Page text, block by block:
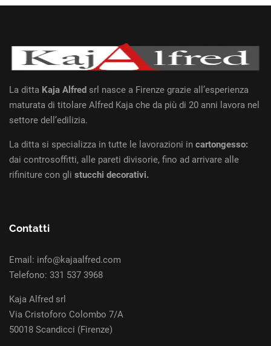
La ditta Kaja Alfred srl nasce a Firenze grazie all’esperienza
maturata di titolare Alfred Kaja che da più di 20 anni lavora nel
settore dell’edilizia.
La ditta si specializza in tutte le lavorazioni in cartongesso:
dai controsoffitti, alle pareti divisorie, fino ad arrivare alle
rifiniture con gli stucchi decorativi.
Contatti
Email: info@kajaalfred.com
Telefono: 331 537 3968
Kaja Alfred srl
Via Cristoforo Colombo 7/A
50018 Scandicci (Firenze)